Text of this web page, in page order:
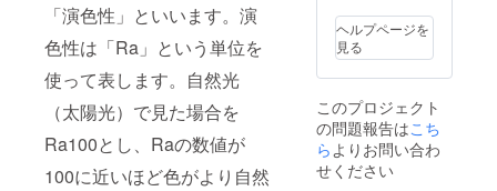
「演色性」といいます。演
色性は「Ra」という単位を
使って表します。自然光
（太陽光）で見た場合を
Ra100とし、Raの数値が
100に近いほど色がより自然
ヘルプページを
見る
このプロジェクト
の問題報告はこち
らよりお問い合わ
せください